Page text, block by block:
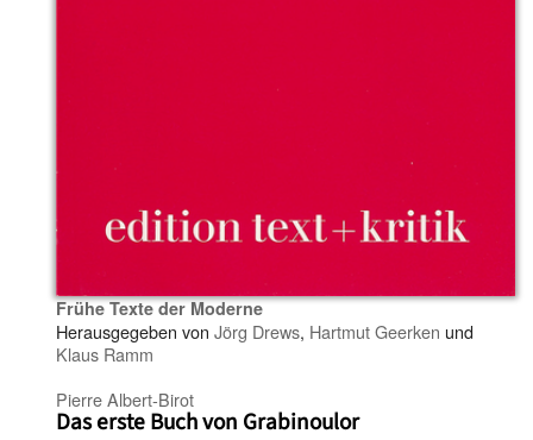
Frühe Texte der Moderne
Herausgegeben von Jörg Drews, Hartmut Geerken und
Klaus Ramm
Pierre Albert-Birot
Das erste Buch von Grabinoulor